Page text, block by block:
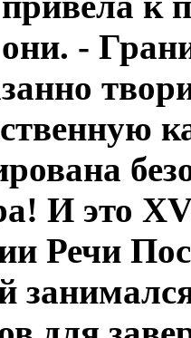
-
И это
Речи